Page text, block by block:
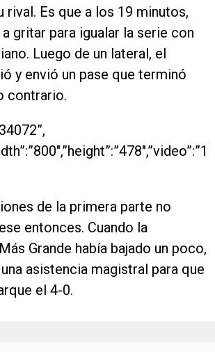
rival. Es que a los 19 minutos,
gritar para igualar la serie con
Luego de un lateral, el
y envió un pase que terminó
contrario.
de la primera parte no
entonces. Cuando la
Grande había bajado un poco,
asistencia magistral para que
el 4-0.